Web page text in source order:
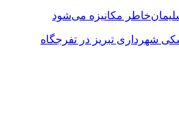
مکانیزه می‌شود
شهرداری تبریز در تفرجگاه